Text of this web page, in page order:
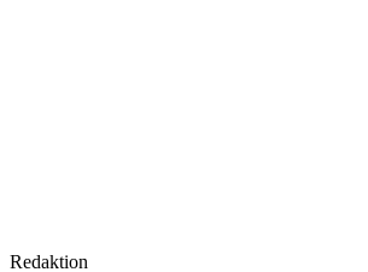
Redaktion